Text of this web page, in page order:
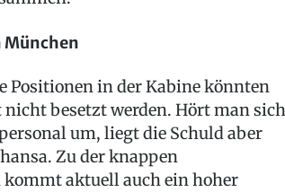
München
Positionen in der Kabine könnten
besetzt werden. Hört man sich
um, liegt die Schuld aber
Zu der knappen
aktuell auch ein hoher